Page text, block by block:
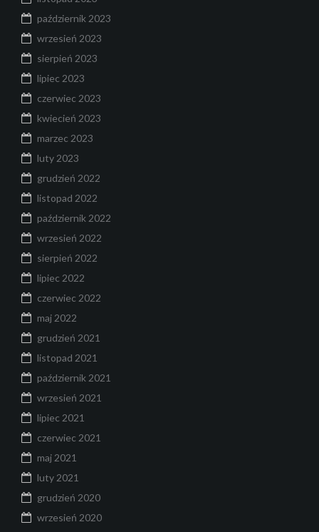
październik 2023
wrzesień 2023
sierpień 2023
lipiec 2023
czerwiec 2023
kwiecień 2023
marzec 2023
luty 2023
grudzień 2022
listopad 2022
październik 2022
wrzesień 2022
sierpień 2022
lipiec 2022
czerwiec 2022
maj 2022
grudzień 2021
listopad 2021
październik 2021
wrzesień 2021
lipiec 2021
czerwiec 2021
maj 2021
luty 2021
grudzień 2020
wrzesień 2020